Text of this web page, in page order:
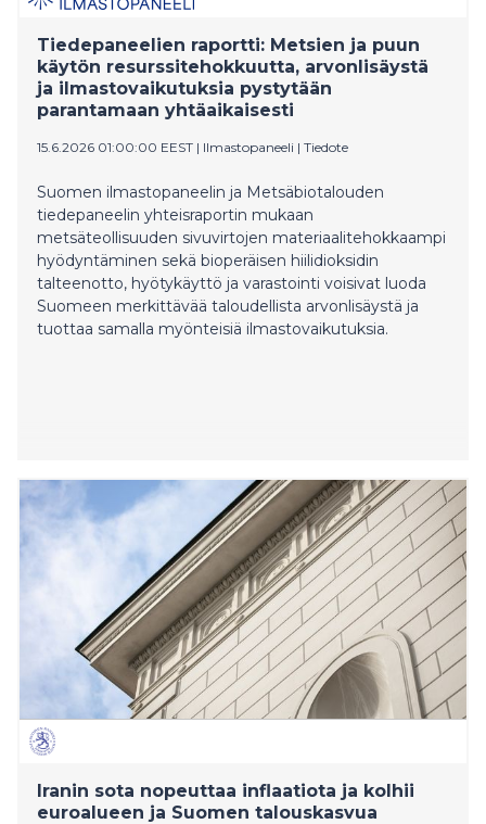
Tiedepaneelien raportti: Metsien ja puun
käytön resurssitehokkuutta, arvonlisäystä
ja ilmastovaikutuksia pystytään
parantamaan yhtäaikaisesti
15.6.2026 01:00:00 EEST | Ilmastopaneeli | Tiedote
Suomen ilmastopaneelin ja Metsäbiotalouden
tiedepaneelin yhteisraportin mukaan
metsäteollisuuden sivuvirtojen materiaalitehokkaampi
hyödyntäminen sekä bioperäisen hiilidioksidin
talteenotto, hyötykäyttö ja varastointi voisivat luoda
Suomeen merkittävää taloudellista arvonlisäystä ja
tuottaa samalla myönteisiä ilmastovaikutuksia.
Iranin sota nopeuttaa inflaatiota ja kolhii
euroalueen ja Suomen talouskasvua